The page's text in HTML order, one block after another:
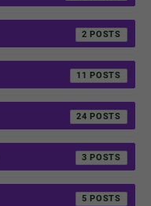
2
11
24
3
5